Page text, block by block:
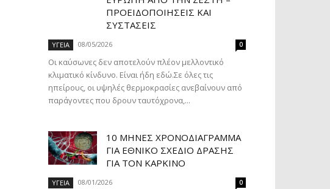
ΠΡΟΕΙΔΟΠΟΙΉΣΕΙΣ ΚΑΙ
ΣΥΣΤΆΣΕΙΣ
ΥΓΕΙΑ 08/05/2026 0
Οι καύσωνες δεν αποτελούν πλέον μελλοντικό
κλιματικό κίνδυνο. Είναι ήδη εδώ.Σε όλες τις
ηπείρους, οι υψηλές θερμοκρασίες ανεβαίνουν από
παράγοντες που δρουν ταυτόχρονα,...
10 ΜΉΝΕΣ ΧΡΟΝΟΔΙΆΓΡΑΜΜΑ
ΓΙΑ ΕΘΝΙΚΌ ΣΧΈΔΙΟ ΔΡΆΣΗΣ
ΓΙΑ ΤΟΝ ΚΑΡΚΊΝΟ
ΥΓΕΙΑ 08/01/2026 0